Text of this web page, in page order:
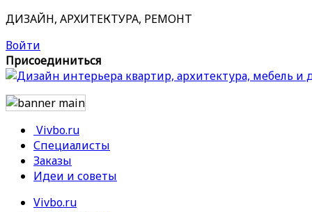
ДИЗАЙН, АРХИТЕКТУРА, РЕМОНТ
Войти
Присоединиться
Vivbo.ru
Специалисты
Заказы
Идеи и советы
Vivbo.ru